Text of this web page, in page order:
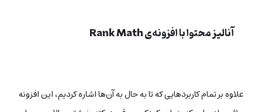
آنالیز محتوا با افزونه‌ی Rank Math
علاوه بر تمام کاربردهایی که تا به حال به آن‌ها اشاره کردیم، این افزونه